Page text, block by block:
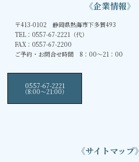
《企業情報》
〒413-0102 静岡県熱海市下多賀493
TEL：0557-67-2221（代）
FAX：0557-67-2200
ご予約・お問合せ時間 8：00～21：00
0557-67-2221
（8:00〜21:00）
《サイトマップ》